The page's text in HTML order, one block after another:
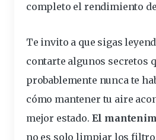
completo el rendimiento
Te invito a que sigas
contarte algunos secretos
probablemente nunca te
cómo mantener tu aire
mejor estado. El
no es solo limpiar los